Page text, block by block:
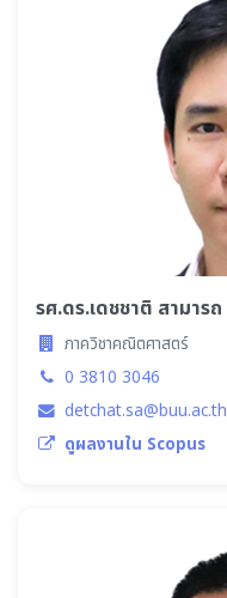
รศ.ดร.เดชชาติ สามารถ
ภาควิชาคณิตศาสตร์
0 3810 3046
detchat.sa@buu.ac.th
ดูผลงานใน Scopus